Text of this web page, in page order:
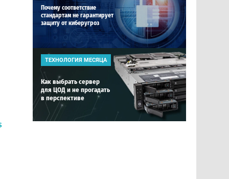
Почему соответствие
стандартам не гарантирует
защиту от киберугроз
ТЕХНОЛОГИЯ МЕСЯЦА
Как выбрать сервер
для ЦОД и не прогадать
в перспективе